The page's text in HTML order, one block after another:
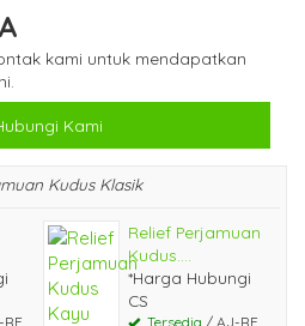
kami untuk mendapatkan
Kami
Kudus Klasik
Relief Perjamuan
Kudus....
*Harga Hubungi
CS
Tersedia / AJ-RF